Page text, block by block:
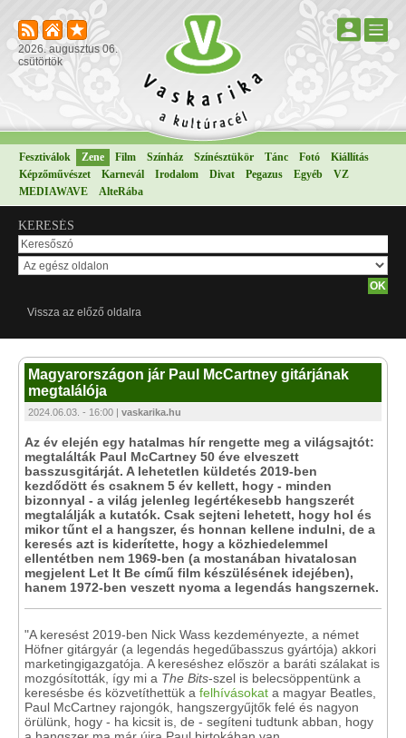
2026. augusztus 06.
csütörtök
Fesztiválok Zene Film Színház Színésztükör Tánc Fotó
Kiállítás
Képzőművészet
Karnevál Irodalom Divat Pegazus Egyéb
VZ
MEDIAWAVE
AlteRába
KERESÉS
Vissza az előző oldalra
Magyarországon jár Paul McCartney gitárjának
megtalálója
2024.06.03. - 16:00 | vaskarika.hu
Az év elején egy hatalmas hír rengette meg a világsajtót:
megtalálták Paul McCartney 50 éve elveszett
basszusgitárját. A lehetetlen küldetés 2019-ben
kezdődött és csaknem 5 év kellett, hogy - minden
bizonnyal - a világ jelenleg legértékesebb hangszerét
megtalálják a kutatók. Csak sejteni lehetett, hogy hol és
mikor tűnt el a hangszer, és honnan kellene indulni, de a
keresés azt is kiderítette, hogy a közhiedelemmel
ellentétben nem 1969-ben (a mostanában hivatalosan
megjelent Let It Be című film készülésének idejében),
hanem 1972-ben veszett nyoma a legendás hangszernek.
"A keresést 2019-ben Nick Wass kezdeményezte, a német
Höfner gitárgyár (a legendás hegedűbasszus gyártója) akkori
marketingigazgatója. A kereséshez először a baráti szálakat is
mozgósították, így mi a The Bits-szel is belecsöppentünk a
keresésbe és közvetíthettük a felhívásokat a magyar Beatles,
Paul McCartney rajongók, hangszergyűjtők felé és nagyon
örülünk, hogy - ha kicsit is, de - segíteni tudtunk abban, hogy